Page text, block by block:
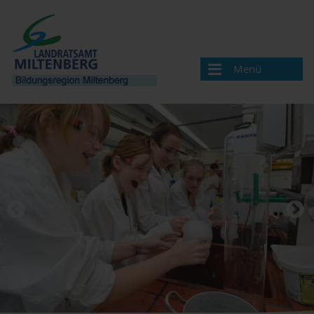
Menü
Bildungsregion
Aktuelles
Veranstaltungen / Termine
Veranstaltung melden
Bildungsregionen in Bayern
Angebote & Projekte